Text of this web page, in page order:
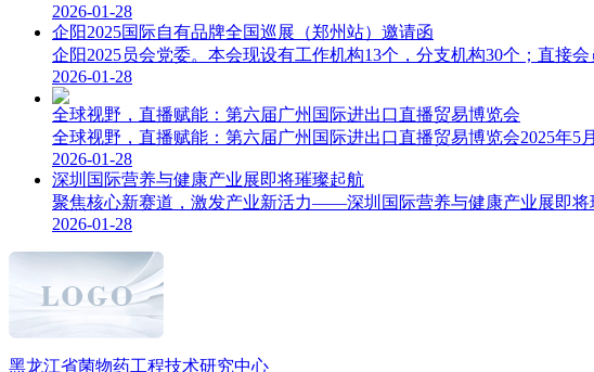
2026-01-28
企阳2025国际自有品牌全国巡展（郑州站）邀请函
企阳2025员会党委。本会现设有工作机构13个，分支机构30个；直接
2026-01-28
全球视野，直播赋能：第六届广州国际进出口直播贸易博览会
全球视野，直播赋能：第六届广州国际进出口直播贸易博览会2025年
2026-01-28
深圳国际营养与健康产业展即将璀璨起航
聚焦核心新赛道，激发产业新活力——深圳国际营养与健康产业展即
2026-01-28
黑龙江省菌物药工程技术研究中心